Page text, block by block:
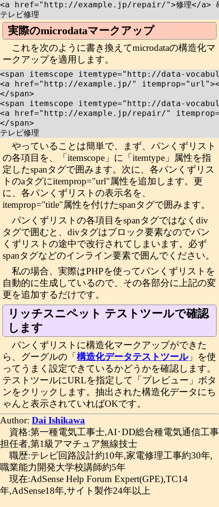
<a href="http://example.jp/repair/">修理</a>
テレビ修理
実際のmicrodataマークアップ
これを次のように書き換えてmicrodataの構造化マ
ークアップを適用します。
<span itemscope itemtype="http://data-
<a href="http://example.jp/"
</span>
<span itemscope itemtype="http://data-
<a href="http://example.jp/repair/"
</span>
テレビ修理
やっていることは簡単で、まず、パンくずリスト
の各項目を、「itemscope」に「itemtype」属性を指
定したspanタグで囲みます。次に、各パンくずリス
トのaタグにitemprop="url"属性を追加します。更
に、各パンくずリストの表示名を、
itemprop="title"属性を付けたspanタグで囲みます。
パンくずリストの各項目をspanタグではなくdiv
タグで囲むと、divタグはブロック要素なのでパン
くずリストの途中で改行されてしまいます。必ず
spanタグなどのインライン要素で囲んでください。
私の場合、実際はPHPを使ってパンくずリストを
自動的に生成しているので、その各部分に上記の変
更を追加するだけです。
リッチスニペット テストツールで確認
します
パンくずリストに構造化マークアップができた
ら、グーグルの「 構造化データテストツール」を使
ってうまく設定できているかどうかを確認します。
テストツールにURLを指定して「プレビュー」ボタ
ンをクリックします。抽出された構造化データにち
ゃんと表示されていればOKです。
Author: Dai Ishikawa
資格:第一種電気工事士,AI･DD総合種電気通信工事
担任者,第1級アマチュア無線技士
職歴:テレビ回路設計約10年,家電修理工事約30年,
職業能力開発大学校講師約5年
現在:AdSense Help Forum Expert(GPE),TC14
年,AdSense18年,サイト製作24年以上